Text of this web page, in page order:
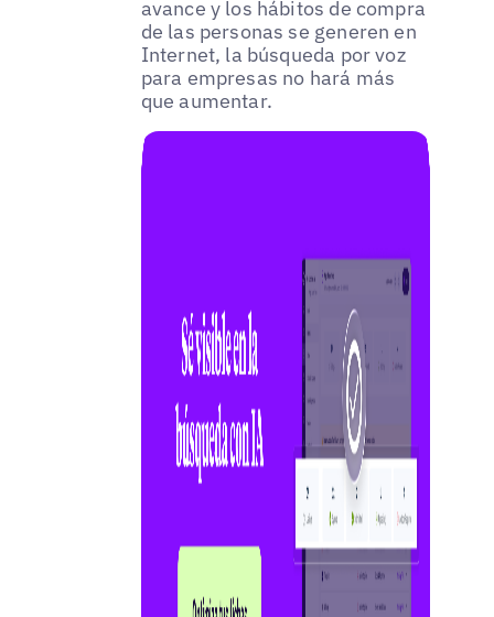
avance y los hábitos de compra
de las personas se generen en
Internet, la búsqueda por voz
para empresas no hará más
que aumentar.